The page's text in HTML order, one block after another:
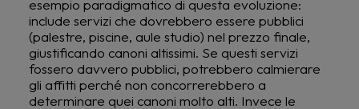
esempio paradigmatico di questa evoluzione:
include servizi che dovrebbero essere pubblici
(palestre, piscine, aule studio) nel prezzo finale,
giustificando canoni altissimi. Se questi servizi
fossero davvero pubblici, potrebbero calmierare
gli affitti perché non concorrerebbero a
determinare quei canoni molto alti. Invece le